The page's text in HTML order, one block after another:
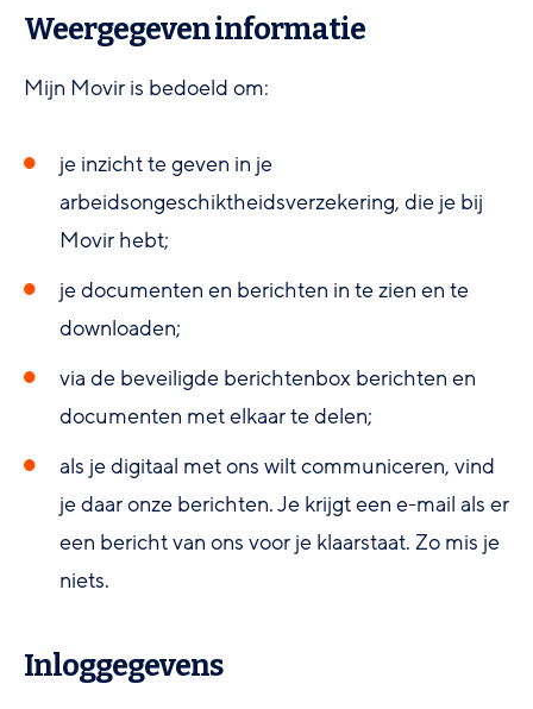
Weergegeven informatie
Mijn Movir is bedoeld om:
je inzicht te geven in je
arbeidsongeschiktheidsverzekering, die je bij
Movir hebt;
je documenten en berichten in te zien en te
downloaden;
via de beveiligde berichtenbox berichten en
documenten met elkaar te delen;
als je digitaal met ons wilt communiceren, vind
je daar onze berichten. Je krijgt een e-mail als er
een bericht van ons voor je klaarstaat. Zo mis je
niets.
Inloggegevens